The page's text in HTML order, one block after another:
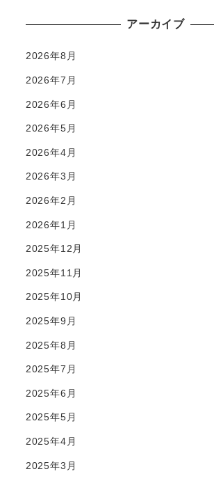
アーカイブ
2026年8月
2026年7月
2026年6月
2026年5月
2026年4月
2026年3月
2026年2月
2026年1月
2025年12月
2025年11月
2025年10月
2025年9月
2025年8月
2025年7月
2025年6月
2025年5月
2025年4月
2025年3月